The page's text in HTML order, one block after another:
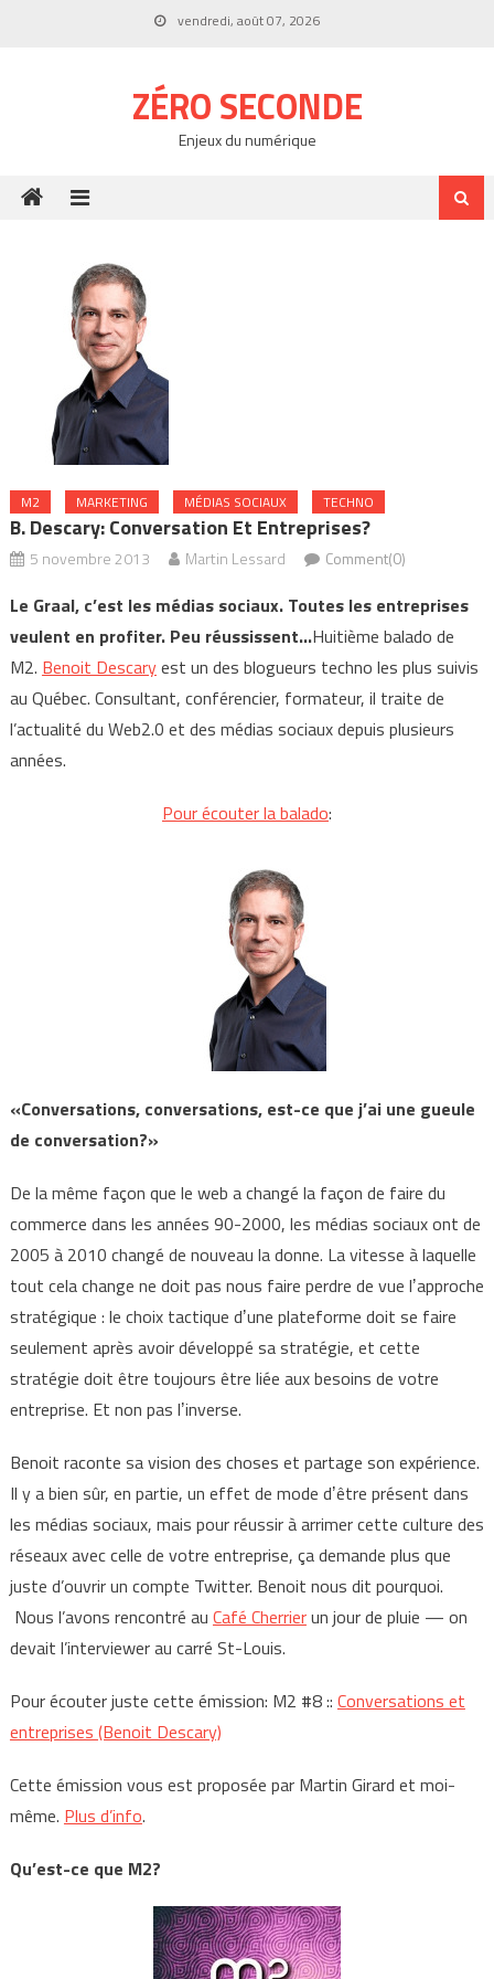
vendredi, août 07, 2026
ZÉRO SECONDE
Enjeux du numérique
M2 MARKETING MÉDIAS SOCIAUX TECHNO
B. Descary: Conversation Et Entreprises?
5 novembre 2013 Martin Lessard Comment(0)
Le Graal, c’est les médias sociaux. Toutes les entreprises
veulent en profiter. Peu réussissent…Huitième balado de
M2. Benoit Descaryest un des blogueurs techno les plus suivis
au Québec. Consultant, conférencier, formateur, il traite de
l’actualité du Web2.0 et des médias sociaux depuis plusieurs
années.
Pour écouter la balado:
«Conversations, conversations, est-ce que j’ai une gueule
de conversation?»
De la même façon que le web a changé la façon de faire du
commerce dans les années 90-2000, les médias sociaux ont de
2005 à 2010 changé de nouveau la donne. La vitesse à laquelle
tout cela change ne doit pas nous faire perdre de vue lʼapproche
stratégique : le choix tactique dʼune plateforme doit se faire
seulement après avoir développé sa stratégie, et cette
stratégie doit être toujours être liée aux besoins de votre
entreprise. Et non pas lʼinverse.
Benoit raconte sa vision des choses et partage son expérience.
Il y a bien sûr, en partie, un effet de mode dʼêtre présent dans
les médias sociaux, mais pour réussir à arrimer cette culture des
réseaux avec celle de votre entreprise, ça demande plus que
juste d’ouvrir un compte Twitter. Benoit nous dit pourquoi.
Nous l’avons rencontré au Café Cherrierun jour de pluie — on
devait l’interviewer au carré St-Louis.
Pour écouter juste cette émission: M2 #8 :: Conversations et
entreprises (Benoit Descary)
Cette émission vous est proposée par Martin Girard et moi-
même. Plus d’info.
Qu’est-ce que M2?